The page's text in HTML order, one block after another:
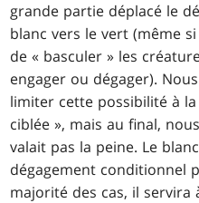
grande partie déplacé le
blanc vers le vert (même
de « basculer » les
engager ou dégager).
limiter cette possibilité à
ciblée », mais au final,
valait pas la peine. Le
dégagement conditionnel
majorité des cas, il